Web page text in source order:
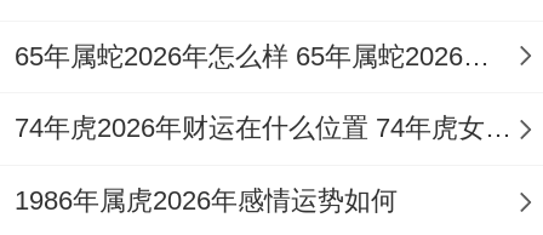
守财纳福。
流年逢「比肩夺财」，主合作投资易生纠
论，火旺生土，土为财库，那下半年可能有
65年属蛇2026年怎么样 65年属蛇2026年家有喜事吗
74年虎2026年财运在什么位置 74年虎女2026事业财运方位
1986年属虎2026年感情运势如何